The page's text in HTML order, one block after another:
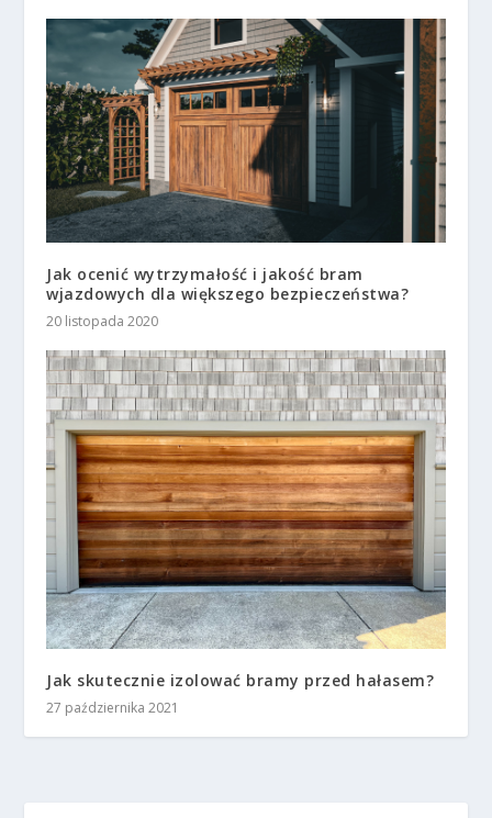
Jak ocenić wytrzymałość i jakość bram
wjazdowych dla większego bezpieczeństwa?
20 listopada 2020
Jak skutecznie izolować bramy przed hałasem?
27 października 2021